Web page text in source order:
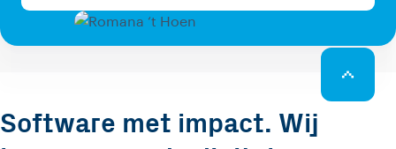
Software met impact. Wij